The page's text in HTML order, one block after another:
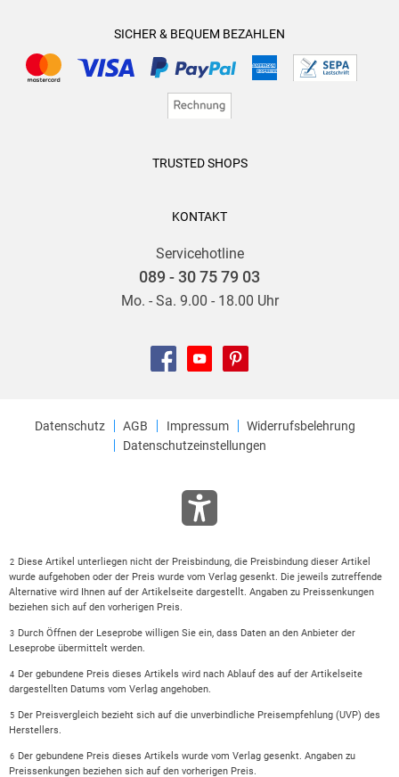
SICHER & BEQUEM BEZAHLEN
TRUSTED SHOPS
KONTAKT
Servicehotline
089 - 30 75 79 03
Mo. - Sa. 9.00 - 18.00 Uhr
Datenschutz AGB Impressum
Widerrufsbelehrung
Datenschutzeinstellungen
2 Diese Artikel unterliegen nicht der Preisbindung, die Preisbindung dieser Artikel
wurde aufgehoben oder der Preis wurde vom Verlag gesenkt. Die jeweils zutreffende
Alternative wird Ihnen auf der Artikelseite dargestellt. Angaben zu Preissenkungen
beziehen sich auf den vorherigen Preis.
3 Durch Öffnen der Leseprobe willigen Sie ein, dass Daten an den Anbieter der
Leseprobe übermittelt werden.
4 Der gebundene Preis dieses Artikels wird nach Ablauf des auf der Artikelseite
dargestellten Datums vom Verlag angehoben.
5 Der Preisvergleich bezieht sich auf die unverbindliche Preisempfehlung (UVP) des
Herstellers.
6 Der gebundene Preis dieses Artikels wurde vom Verlag gesenkt. Angaben zu
Preissenkungen beziehen sich auf den vorherigen Preis.